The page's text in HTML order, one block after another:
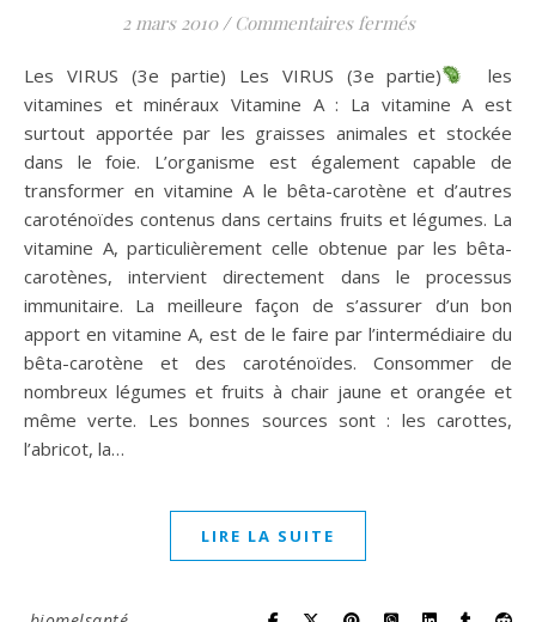
2 mars 2010 / Commentaires ferméssur Les VIRUS
Les VIRUS (3e partie) Les VIRUS (3e partie)
les
vitamines et minéraux Vitamine A : La vitamine A est
surtout apportée par les graisses animales et stockée
dans le foie. L’organisme est également capable de
transformer en vitamine A le bêta-carotène et d’autres
caroténoïdes contenus dans certains fruits et légumes. La
vitamine A, particulièrement celle obtenue par les bêta-
carotènes, intervient directement dans le processus
immunitaire. La meilleure façon de s’assurer d’un bon
apport en vitamine A, est de le faire par l’intermédiaire du
bêta-carotène et des caroténoïdes. Consommer de
nombreux légumes et fruits à chair jaune et orangée et
même verte. Les bonnes sources sont : les carottes,
l’abricot, la…
LIRE LA SUITE